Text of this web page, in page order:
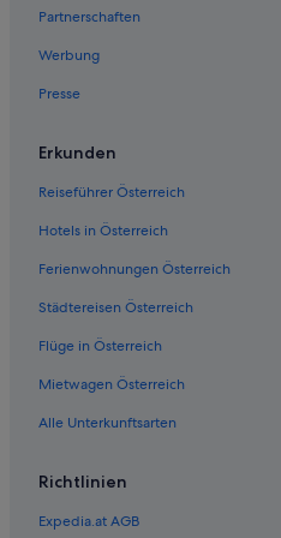
Santa Barbara Hotels
Motels in Santa Barbara
Hotels nahe Susan Quinlan
Waterfront: Hotels
West Beach: Hotels
Partnerschaften
Werbung
Presse
Erkunden
Reiseführer Österreich
Hotels in Österreich
Ferienwohnungen Österreich
Städtereisen Österreich
Flüge in Österreich
Mietwagen Österreich
Alle Unterkunftsarten
Richtlinien
Expedia.at AGB